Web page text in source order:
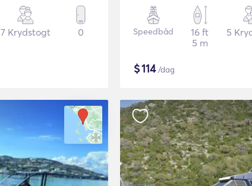
7 Krydstogt 0 Speedbåd
16 ft
5 m
5
$114/dag